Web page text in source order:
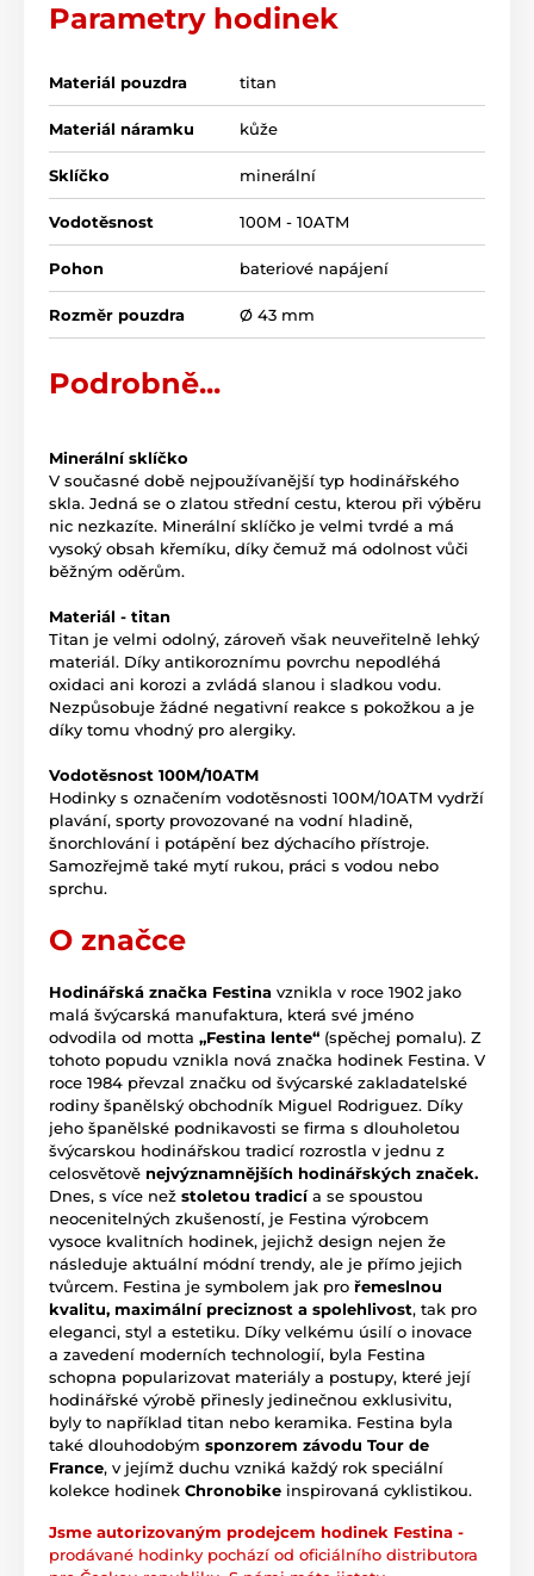
Parametry hodinek
Materiál pouzdra titan
Materiál náramku kůže
Sklíčko minerální
Vodotěsnost 100M - 10ATM
Pohon bateriové napájení
Rozměr pouzdra Ø 43 mm
Podrobně...
Minerální sklíčko
V současné době nejpoužívanější typ hodinářského
skla. Jedná se o zlatou střední cestu, kterou při výběru
nic nezkazíte. Minerální sklíčko je velmi tvrdé a má
vysoký obsah křemíku, díky čemuž má odolnost vůči
běžným oděrům.
Materiál - titan
Titan je velmi odolný, zároveň však neuveřitelně lehký
materiál. Díky antikoroznímu povrchu nepodléhá
oxidaci ani korozi a zvládá slanou i sladkou vodu.
Nezpůsobuje žádné negativní reakce s pokožkou a je
díky tomu vhodný pro alergiky.
Vodotěsnost 100M/10ATM
Hodinky s označením vodotěsnosti 100M/10ATM vydrží
plavání, sporty provozované na vodní hladině,
šnorchlování i potápění bez dýchacího přístroje.
Samozřejmě také mytí rukou, práci s vodou nebo
sprchu.
O značce
Hodinářská značka Festina vznikla v roce 1902 jako
malá švýcarská manufaktura, která své jméno
odvodila od motta „Festina lente“ (spěchej pomalu). Z
tohoto popudu vznikla nová značka hodinek Festina. V
roce 1984 převzal značku od švýcarské zakladatelské
rodiny španělský obchodník Miguel Rodriguez. Díky
jeho španělské podnikavosti se firma s dlouholetou
švýcarskou hodinářskou tradicí rozrostla v jednu z
celosvětově nejvýznamnějších hodinářských značek.
Dnes, s více než stoletou tradicía se spoustou
neocenitelných zkušeností, je Festina výrobcem
vysoce kvalitních hodinek, jejichž design nejen že
následuje aktuální módní trendy, ale je přímo jejich
tvůrcem. Festina je symbolem jak pro řemeslnou
kvalitu, maximální preciznost a spolehlivost, tak pro
eleganci, styl a estetiku. Díky velkému úsilí o inovace
a zavedení moderních technologií, byla Festina
schopna popularizovat materiály a postupy, které její
hodinářské výrobě přinesly jedinečnou exklusivitu,
byly to například titan nebo keramika. Festina byla
také dlouhodobým sponzorem závodu Tour de
France, v jejímž duchu vzniká každý rok speciální
kolekce hodinek Chronobike inspirovaná cyklistikou.
Jsme autorizovaným prodejcem hodinek Festina -
prodávané hodinky pochází od oficiálního distributora